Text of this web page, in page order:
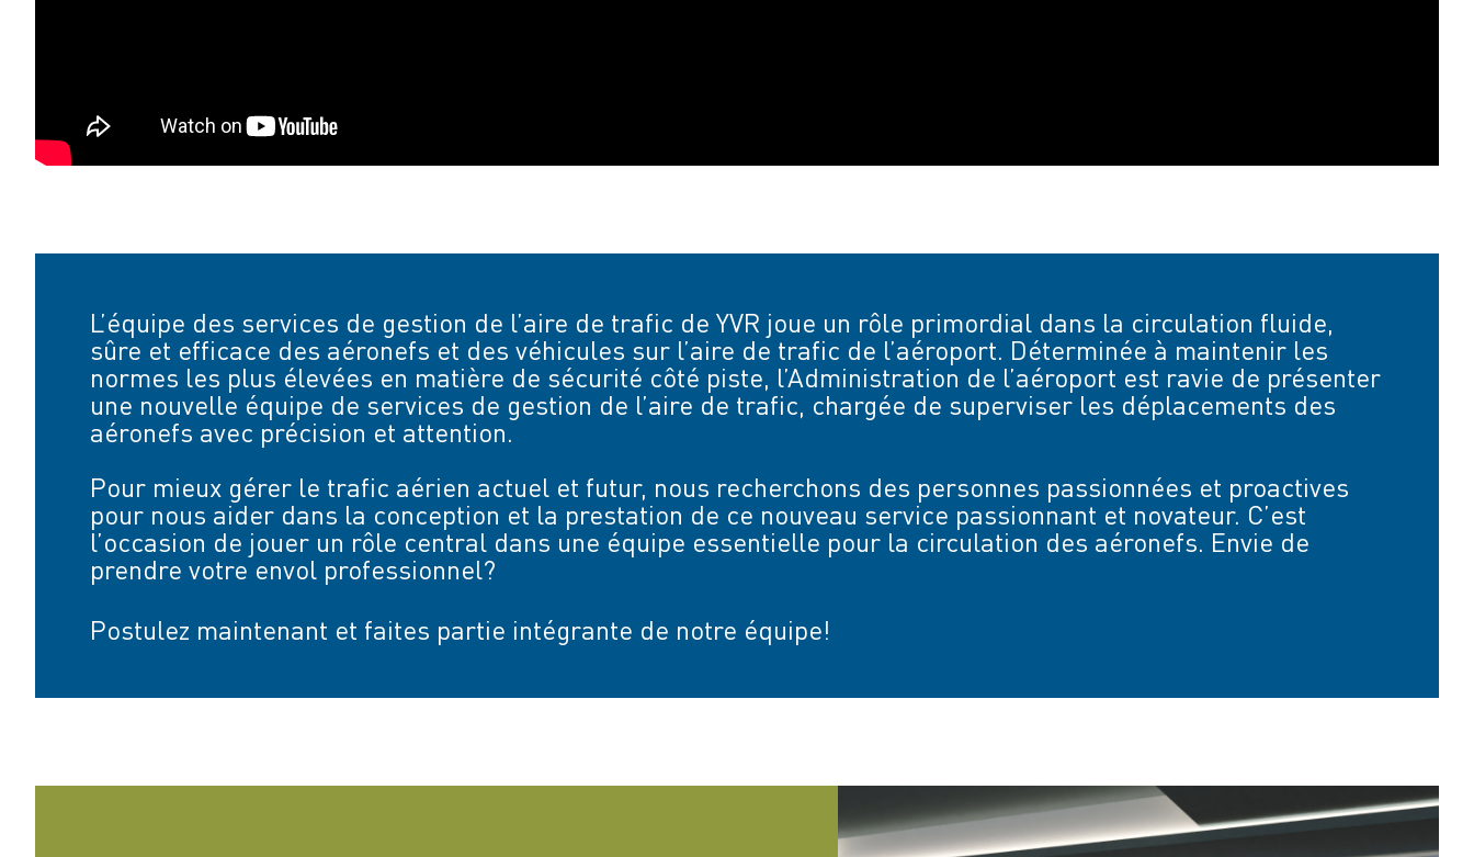
L’équipe des services de gestion de l’aire de trafic de YVR joue un rôle primordial dans la circulation fluide,
sûre et efficace des aéronefs et des véhicules sur l’aire de trafic de l’aéroport. Déterminée à maintenir les
normes les plus élevées en matière de sécurité côté piste, l’Administration de l’aéroport est ravie de présenter
une nouvelle équipe de services de gestion de l’aire de trafic, chargée de superviser les déplacements des
aéronefs avec précision et attention.
Pour mieux gérer le trafic aérien actuel et futur, nous recherchons des personnes passionnées et proactives
pour nous aider dans la conception et la prestation de ce nouveau service passionnant et novateur. C’est
l’occasion de jouer un rôle central dans une équipe essentielle pour la circulation des aéronefs. Envie de
prendre votre envol professionnel?
Postulez maintenant et faites partie intégrante de notre équipe!